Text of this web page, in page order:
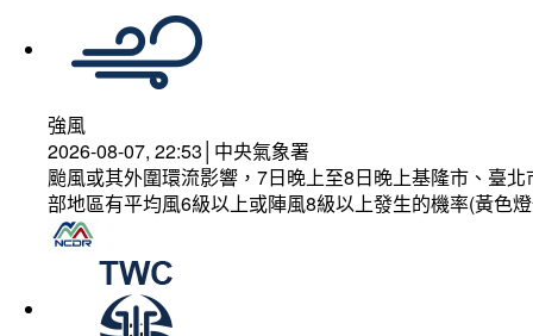
強風
2026-08-07, 22:53│中央氣象署
颱風或其外圍環流影響，7日晚上至8日晚上基隆市、臺
部地區有平均風6級以上或陣風8級以上發生的機率(黃色